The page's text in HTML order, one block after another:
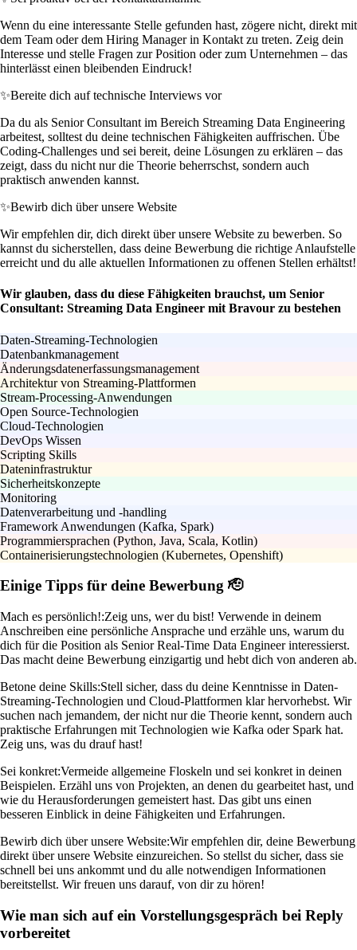
Wenn du eine interessante Stelle gefunden hast, zögere nicht, direkt mit
dem Team oder dem Hiring Manager in Kontakt zu treten. Zeig dein
Interesse und stelle Fragen zur Position oder zum Unternehmen – das
hinterlässt einen bleibenden Eindruck!
✨Bereite dich auf technische Interviews vor
Da du als Senior Consultant im Bereich Streaming Data Engineering
arbeitest, solltest du deine technischen Fähigkeiten auffrischen. Übe
Coding-Challenges und sei bereit, deine Lösungen zu erklären – das
zeigt, dass du nicht nur die Theorie beherrschst, sondern auch
praktisch anwenden kannst.
✨Bewirb dich über unsere Website
Wir empfehlen dir, dich direkt über unsere Website zu bewerben. So
kannst du sicherstellen, dass deine Bewerbung die richtige Anlaufstelle
erreicht und du alle aktuellen Informationen zu offenen Stellen erhältst!
Wir glauben, dass du diese Fähigkeiten brauchst, um Senior
Consultant: Streaming Data Engineer mit Bravour zu bestehen
Daten-Streaming-Technologien
Datenbankmanagement
Änderungsdatenerfassungsmanagement
Architektur von Streaming-Plattformen
Stream-Processing-Anwendungen
Open Source-Technologien
Cloud-Technologien
DevOps Wissen
Scripting Skills
Dateninfrastruktur
Sicherheitskonzepte
Monitoring
Datenverarbeitung und -handling
Framework Anwendungen (Kafka, Spark)
Programmiersprachen (Python, Java, Scala, Kotlin)
Containerisierungstechnologien (Kubernetes, Openshift)
Einige Tipps für deine Bewerbung 🫡
Mach es persönlich!:Zeig uns, wer du bist! Verwende in deinem
Anschreiben eine persönliche Ansprache und erzähle uns, warum du
dich für die Position als Senior Real-Time Data Engineer interessierst.
Das macht deine Bewerbung einzigartig und hebt dich von anderen ab.
Betone deine Skills:Stell sicher, dass du deine Kenntnisse in Daten-
Streaming-Technologien und Cloud-Plattformen klar hervorhebst. Wir
suchen nach jemandem, der nicht nur die Theorie kennt, sondern auch
praktische Erfahrungen mit Technologien wie Kafka oder Spark hat.
Zeig uns, was du drauf hast!
Sei konkret:Vermeide allgemeine Floskeln und sei konkret in deinen
Beispielen. Erzähl uns von Projekten, an denen du gearbeitet hast, und
wie du Herausforderungen gemeistert hast. Das gibt uns einen
besseren Einblick in deine Fähigkeiten und Erfahrungen.
Bewirb dich über unsere Website:Wir empfehlen dir, deine Bewerbung
direkt über unsere Website einzureichen. So stellst du sicher, dass sie
schnell bei uns ankommt und du alle notwendigen Informationen
bereitstellst. Wir freuen uns darauf, von dir zu hören!
Wie man sich auf ein Vorstellungsgespräch bei Reply
vorbereitet